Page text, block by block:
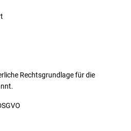
Rechtsgrundlage für die